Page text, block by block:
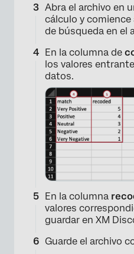
Abra el archivo en
cálculo y comience
de búsqueda en el
En la columna de
los valores
datos.
En la columna
valores
guardar en XM
Guarde el archivo